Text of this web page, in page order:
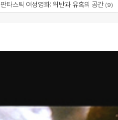
판타스틱 여성영화: 위반과 유혹의 공간 (9)